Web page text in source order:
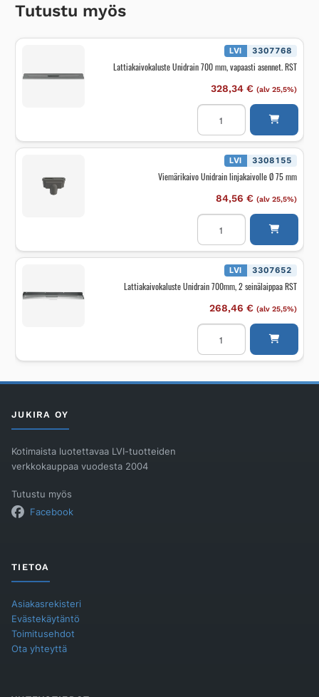
Tutustu myös
LVI 3307768
Lattiakaivokaluste Unidrain 700 mm, vapaasti asennet. RST
328,34 € (alv 25,5%)
Lattiakaivokaluste
Unidrain
mm,
vapaasti
asennet.
määrä
LVI 3308155
Viemärikaivo Unidrain linjakaivolle Ø 75 mm
84,56 € (alv 25,5%)
Viemärikaivo
Unidrain
linjakaivolle
Ø
75
määrä
LVI 3307652
Lattiakaivokaluste Unidrain 700mm, 2 seinälaippaa RST
268,46 € (alv 25,5%)
Lattiakaivokaluste
Unidrain
700mm,
2
määrä
JUKIRA OY
Kotimaista luotettavaa LVI-tuotteiden
verkkokauppaa vuodesta 2004
Tutustu myös
Facebook
TIETOA
Asiakasrekisteri
Evästekäytäntö
Toimitusehdot
Ota yhteyttä